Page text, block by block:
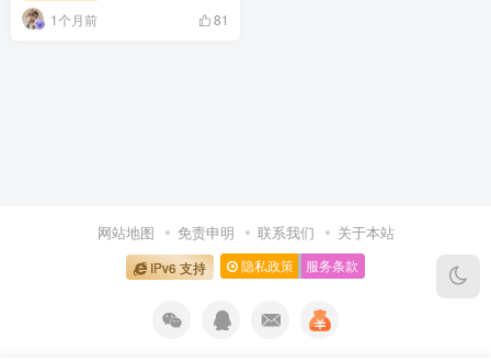
1个月前 81
网站地图 免责申明 联系我们 关于本站
IPv6 支持 隐私政策 服务条款